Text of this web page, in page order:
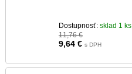
Dostupnosť:sklad 1 ks
11,76 €
9,64 € s DPH